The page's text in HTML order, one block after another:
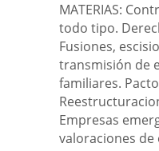
MATERIAS:
todo tipo.
Fusiones,
transmisión de
familiares.
Empresas
valoraciones de